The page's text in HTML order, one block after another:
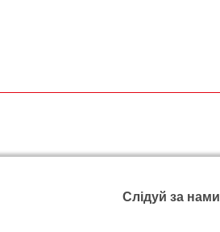
Слідуй за нами